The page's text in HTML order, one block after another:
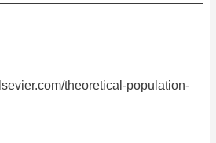
theoretical-population-